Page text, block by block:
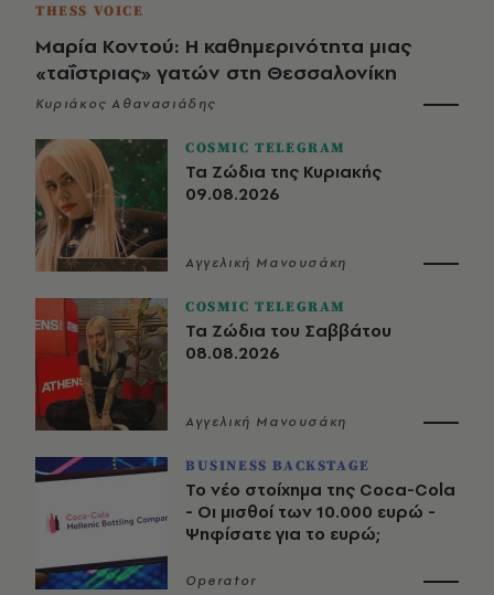
THESS VOICE
Μαρία Κοντού: Η καθημερινότητα μιας
«ταΐστριας» γατών στη Θεσσαλονίκη
Κυριάκος Αθανασιάδης
COSMIC TELEGRAM
Τα Ζώδια της Κυριακής
09.08.2026
Αγγελική Μανουσάκη
COSMIC TELEGRAM
Τα Ζώδια του Σαββάτου
08.08.2026
Αγγελική Μανουσάκη
BUSINESS BACKSTAGE
Το νέο στοίχημα της Coca-Cola
- Οι μισθοί των 10.000 ευρώ -
Ψηφίσατε για το ευρώ;
Operator